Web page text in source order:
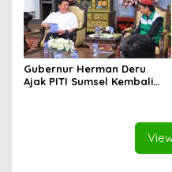
Gubernur Herman Deru
Ajak PITI Sumsel Kembali